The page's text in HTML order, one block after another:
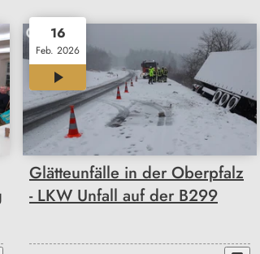
16
Feb. 2026
00:55
Glätteunfälle in der Oberpfalz
- LKW Unfall auf der B299